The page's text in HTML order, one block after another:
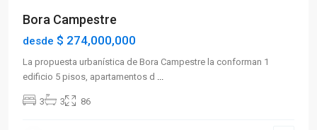
Bora Campestre
desde $ 274,000,000
La propuesta urbanística de Bora Campestre la conforman 1
edificio 5 pisos, apartamentos d
3 3 86